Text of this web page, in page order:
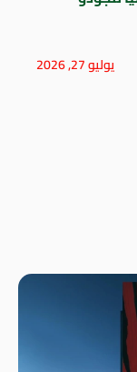
يوليو 27, 2026